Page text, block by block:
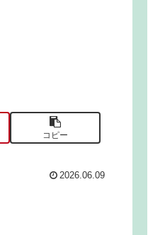
コピー
2026.06.09